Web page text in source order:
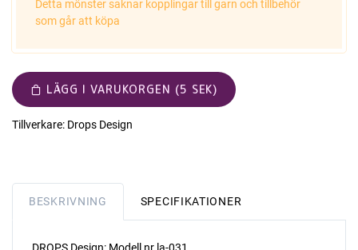
Detta mönster saknar kopplingar till garn och tillbehör
som går att köpa
LÄGG I VARUKORGEN (5 SEK)
Tillverkare: Drops Design
BESKRIVNING SPECIFIKATIONER